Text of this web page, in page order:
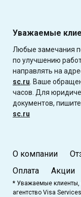
Уважаемые
Любые замечания
по улучшению
направлять на
sc.ru . Ваше
часов. Для
документов,
sc.ru
О компании
Оплата
Акции
* Уважаемые клиенты,
агентство Visa